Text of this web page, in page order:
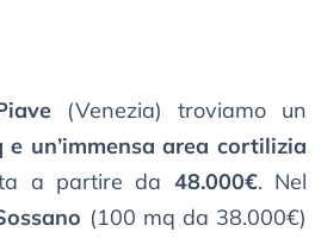
(Venezia) troviamo un
e un’immensa area cortilizia
a partire da 48.000€. Nel
(100 mq da 38.000€)